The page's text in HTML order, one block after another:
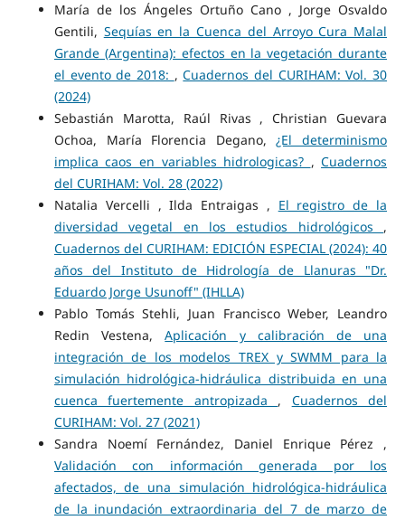
María de los Ángeles Ortuño Cano , Jorge Osvaldo
Gentili, Sequías en la Cuenca del Arroyo Cura Malal
Grande (Argentina): efectos en la vegetación durante
el evento de 2018: ,Cuadernos del CURIHAM: Vol. 30
(2024)
Sebastián Marotta, Raúl Rivas , Christian Guevara
Ochoa, María Florencia Degano,¿El determinismo
implica caos en variables hidrologicas? ,Cuadernos
del CURIHAM: Vol. 28 (2022)
Natalia Vercelli , Ilda Entraigas , El registro de la
diversidad vegetal en los estudios hidrológicos ,
Cuadernos del CURIHAM: EDICIÓN ESPECIAL (2024): 40
años del Instituto de Hidrología de Llanuras "Dr.
Eduardo Jorge Usunoff" (IHLLA)
Pablo Tomás Stehli, Juan Francisco Weber, Leandro
Redin Vestena,Aplicación y calibración de una
integración de los modelos TREX y SWMM para la
simulación hidrológica-hidráulica distribuida en una
cuenca fuertemente antropizada , Cuadernos del
CURIHAM: Vol. 27 (2021)
Sandra Noemí Fernández, Daniel Enrique Pérez ,
Validación con información generada por los
afectados, de una simulación hidrológica-hidráulica
de la inundación extraordinaria del 7 de marzo de